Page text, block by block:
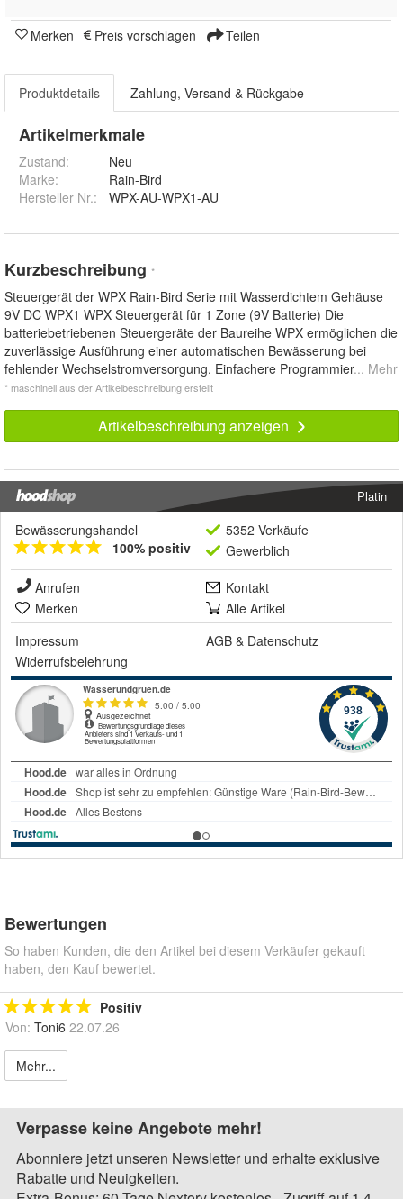
Merken Preis vorschlagen Teilen
Produktdetails Zahlung, Versand & Rückgabe
Artikelmerkmale
Zustand:
Neu
Marke:
Rain-Bird
Hersteller Nr.:
WPX-AU-WPX1-AU
Kurzbeschreibung *
Steuergerät der WPX Rain-Bird Serie mit Wasserdichtem Gehäuse
9V DC WPX1 WPX Steuergerät für 1 Zone (9V Batterie) Die
batteriebetriebenen Steuergeräte der Baureihe WPX ermöglichen die
zuverlässige Ausführung einer automatischen Bewässerung bei
fehlender Wechselstromversorgung. Einfachere Programmier... Mehr
* maschinell aus der Artikelbeschreibung erstellt
Artikelbeschreibung anzeigen
Platin
Bewässerungshandel
100% positiv
5352 Verkäufe
Gewerblich
Anrufen
Kontakt
Merken
Alle Artikel
Impressum
AGB & Datenschutz
Widerrufsbelehrung
Bewertungen
So haben Kunden, die den Artikel bei diesem Verkäufer gekauft
haben, den Kauf bewertet.
Positiv
Von: Toni6 22.07.26
Mehr...
Verpasse keine Angebote mehr!
Abonniere jetzt unseren Newsletter und erhalte exklusive
Rabatte und Neuigkeiten.